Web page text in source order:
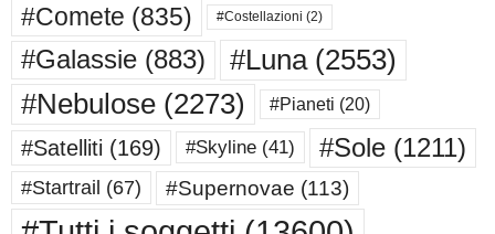
#Comete (835) #Costellazioni (2)
#Galassie (883) #Luna(2553)
#Nebulose (2273) #Pianeti (20)
#Satelliti (169) #Skyline (41) #Sole (1211)
#Startrail (67) #Supernovae (113)